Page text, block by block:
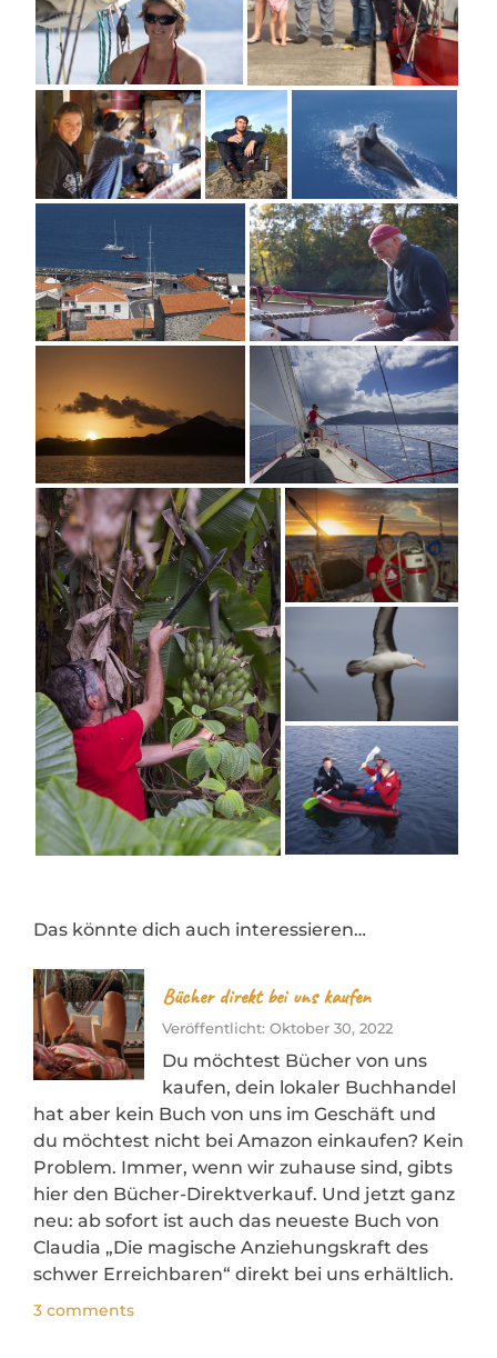
Das könnte dich auch interessieren…
Bücher direkt bei uns kaufen
Veröffentlicht: Oktober 30, 2022
Du möchtest Bücher von uns
kaufen, dein lokaler Buchhandel
hat aber kein Buch von uns im Geschäft und
du möchtest nicht bei Amazon einkaufen? Kein
Problem. Immer, wenn wir zuhause sind, gibts
hier den Bücher-Direktverkauf. Und jetzt ganz
neu: ab sofort ist auch das neueste Buch von
Claudia „Die magische Anziehungskraft des
schwer Erreichbaren“ direkt bei uns erhältlich.
3 comments